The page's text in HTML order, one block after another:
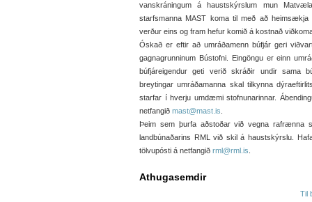
vanskráningum á haustskýrslum mun
starfsmanna MAST koma til með að
verður eins og fram hefur komið á kostnað
Óskað er eftir að umráðamenn búfjár geri
gagnagrunninum Bústofni. Eingöngu er einn
búfjáreigendur geti verið skráðir undir sama
breytingar umráðamanna skal tilkynna
starfar í hverju umdæmi stofnunarinnar.
netfangið mast@mast.is
Þeim sem þurfa aðstoðar við vegna rafrænna
landbúnaðarins RML við skil á haustskýrslu.
tölvupósti á netfangið rml@rml.is
Athugasemdir
Til